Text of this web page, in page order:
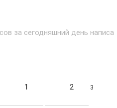
за сегодняшний день написа
1 2 3